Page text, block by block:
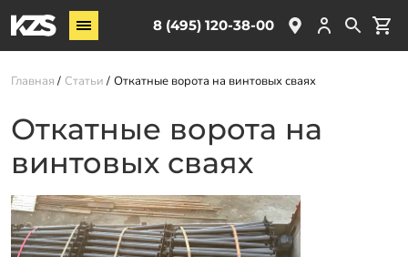
8 (495) 120-38-00
Винтовые сваи
ЖБ сваи
Обвязка свай
Комплектующие
Услуги
О компании
Акции
Главная Статьи Откатные ворота на винтовых сваях
Откатные ворота на
винтовых сваях